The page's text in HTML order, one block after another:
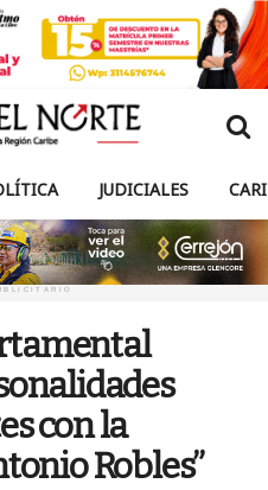
JUDICIALES
con la
Robles”